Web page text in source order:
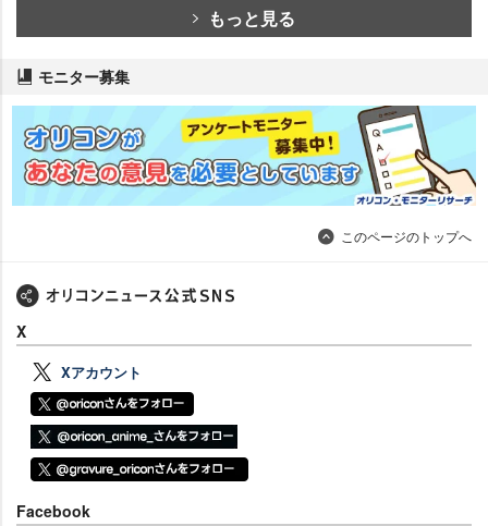
もっと見る
モニター募集
このページのトップへ
X
Xアカウント
Facebook